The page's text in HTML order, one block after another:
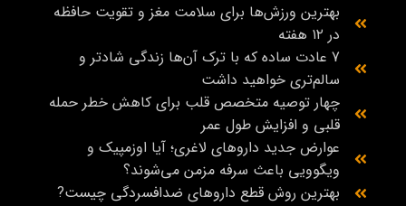
بهترین ورزش‌ها برای سلامت مغز و تقویت حافظه
در ۱۲ هفته
7 عادت ساده که با ترک آن‌ها زندگی شادتر و
سالم‌تری خواهید داشت
چهار توصیه متخصص قلب برای کاهش خطر حمله
قلبی و افزایش طول عمر
عوارض جدید داروهای لاغری؛ آیا اوزمپیک و
ویگوویی باعث سرفه مزمن می‌شوند؟
بهترین روش قطع داروهای ضدافسردگی چیست?